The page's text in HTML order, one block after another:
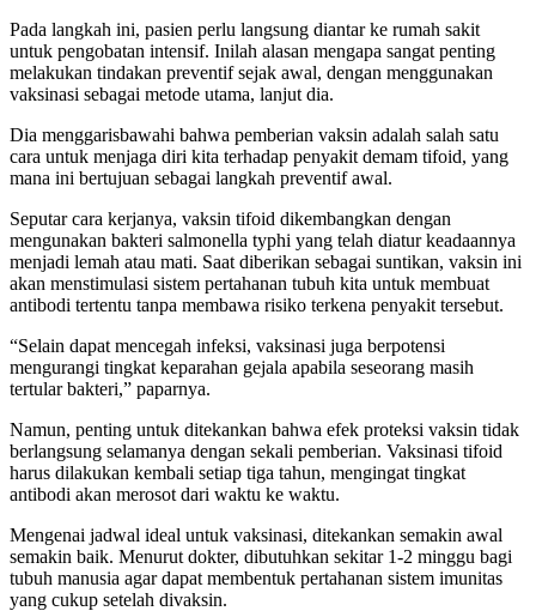
Pada langkah ini, pasien perlu langsung diantar ke rumah sakit
untuk pengobatan intensif. Inilah alasan mengapa sangat penting
melakukan tindakan preventif sejak awal, dengan menggunakan
vaksinasi sebagai metode utama, lanjut dia.
Dia menggarisbawahi bahwa pemberian vaksin adalah salah satu
cara untuk menjaga diri kita terhadap penyakit demam tifoid, yang
mana ini bertujuan sebagai langkah preventif awal.
Seputar cara kerjanya, vaksin tifoid dikembangkan dengan
mengunakan bakteri salmonella typhi yang telah diatur keadaannya
menjadi lemah atau mati. Saat diberikan sebagai suntikan, vaksin ini
akan menstimulasi sistem pertahanan tubuh kita untuk membuat
antibodi tertentu tanpa membawa risiko terkena penyakit tersebut.
“Selain dapat mencegah infeksi, vaksinasi juga berpotensi
mengurangi tingkat keparahan gejala apabila seseorang masih
tertular bakteri,” paparnya.
Namun, penting untuk ditekankan bahwa efek proteksi vaksin tidak
berlangsung selamanya dengan sekali pemberian. Vaksinasi tifoid
harus dilakukan kembali setiap tiga tahun, mengingat tingkat
antibodi akan merosot dari waktu ke waktu.
Mengenai jadwal ideal untuk vaksinasi, ditekankan semakin awal
semakin baik. Menurut dokter, dibutuhkan sekitar 1-2 minggu bagi
tubuh manusia agar dapat membentuk pertahanan sistem imunitas
yang cukup setelah divaksin.